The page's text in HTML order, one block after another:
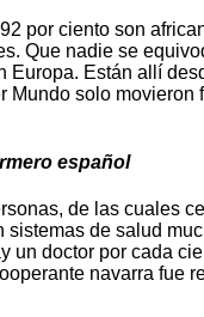
por ciento son
Que nadie se
Están allí
solo
español
de las cuales
de salud
doctor por cada
navarra